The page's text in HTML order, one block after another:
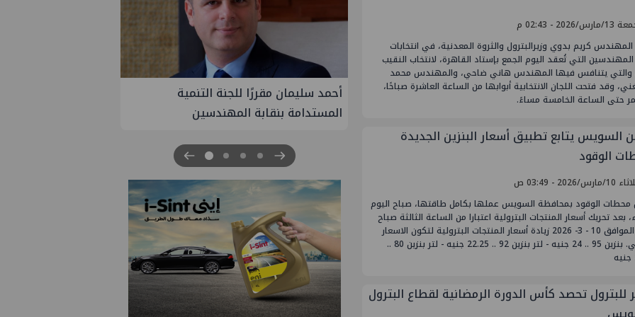
2026 - 02:43 م
كريم بدوي وزيرالبترول والثروة المعدنية، في انتخابات
المهندسين التي تُعقد اليوم الجمع بإستاد القاهرة، لانتخاب النقيب
والتي يتنافس فيها المهندس هاني ضاحي، والمهندس محمد
وقد فتحت اللجان الانتخابية أبوابها من الساعة العاشرة صباحًا،
حتى الساعة الخامسة مساءً.
السويس يتابع تطبيق أسعار البنزين الجديدة
الوقود
2026 - 03:49 ص
محطات الوقود بمحافظة السويس عملها بكامل طاقتها، صباح اليوم
بعد تحريك أسعار المنتجات البترولية اعتبارا من الساعة الثالثة صباح
اليوم الموافق 10 - 3- 2026 زيادة أسعار المنتجات البترولية لتكون الاسعار
كالتالي. بنزين 95 .. 24 جنيه - لتر بنزين 92 .. 22.25 جنيه - لتر بنزين 80 ..
للبترول تحصد كأس الدورة الرمضانية لقطاع البترول
في
أحمد سليمان مقررًا للجنة التنمية
PMS تنهي أعمال إنزال الخطوط البحرية
الثلاث بمشروع المرحلة الرابعة لتنمية حقل
سيناء للبترول